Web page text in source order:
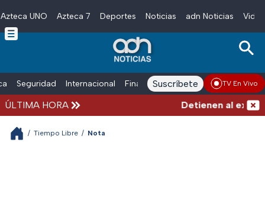
Skip to main content
Azteca UNO Azteca 7 Deportes Noticias adn Noticias
Seguridad Internacional Finanzas adn Noticias Radio
Suscríbete TV En Vivo
ÚLTIMA HORA Detienen al
/ Tiempo Libre / Nota